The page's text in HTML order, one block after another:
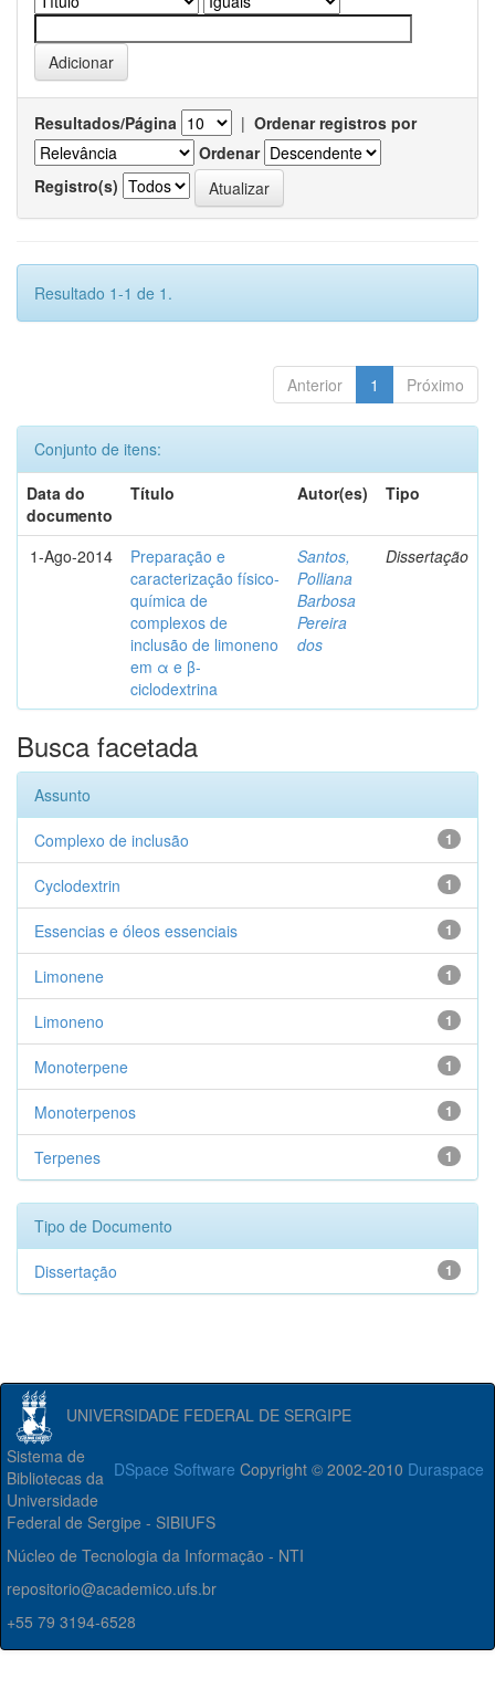
Resultados/Página | Ordenar registros por
Ordenar
Registro(s)
Resultado 1-1 de 1.
Anterior 1 Próximo
Conjunto de itens:
Data do
documento
Título Autor(es) Tipo
1-Ago-2014
Preparação e
caracterização físico-
química de
complexos de
inclusão de limoneno
em α e β-
ciclodextrina
Santos,
Polliana
Barbosa
Pereira
dos
Dissertação
Busca facetada
Assunto
1
Complexo de inclusão
1
Cyclodextrin
1
Essencias e óleos essenciais
1
Limonene
1
Limoneno
1
Monoterpene
1
Monoterpenos
1
Terpenes
Tipo de Documento
1
Dissertação
UNIVERSIDADE FEDERAL DE SERGIPE
DSpace Software Copyright © 2002-2010 Duraspace
Sistema de
Bibliotecas da
Universidade
Federal de Sergipe - SIBIUFS
Núcleo de Tecnologia da Informação - NTI
repositorio@academico.ufs.br
+55 79 3194-6528